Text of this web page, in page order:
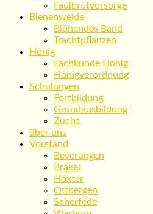
Faulbrutvorsorge
Bienenweide
Blühendes Band
Trachtpflanzen
Honig
Fachkunde Honig
Honigverordnung
Schulungen
Fortbildung
Grundausbildung
Zucht
über uns
Vorstand
Beverungen
Brakel
Höxter
Ottbergen
Scherfede